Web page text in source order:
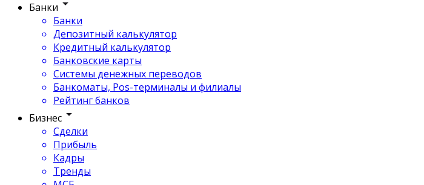
Банки
Банки
Депозитный калькулятор
Кредитный калькулятор
Банковские карты
Системы денежных переводов
Банкоматы, Pos-терминалы и филиалы
Рейтинг банков
Бизнес
Сделки
Прибыль
Кадры
Тренды